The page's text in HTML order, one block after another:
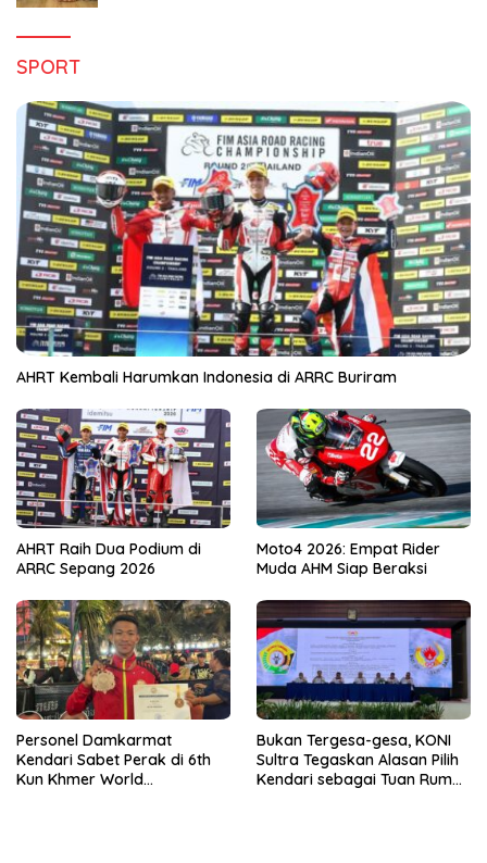
SPORT
AHRT Kembali Harumkan Indonesia di ARRC Buriram
AHRT Raih Dua Podium di
ARRC Sepang 2026
Moto4 2026: Empat Rider
Muda AHM Siap Beraksi
Personel Damkarmat
Kendari Sabet Perak di 6th
Kun Khmer World
Bukan Tergesa-gesa, KONI
Sultra Tegaskan Alasan Pilih
Kendari sebagai Tuan Rumah